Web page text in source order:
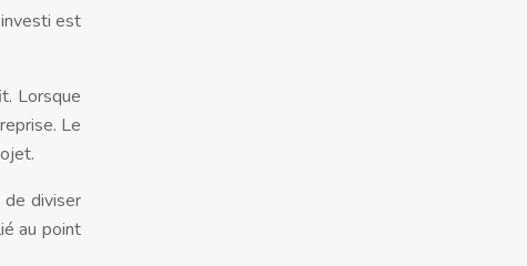
est
Lorsque
Le
de diviser
au point